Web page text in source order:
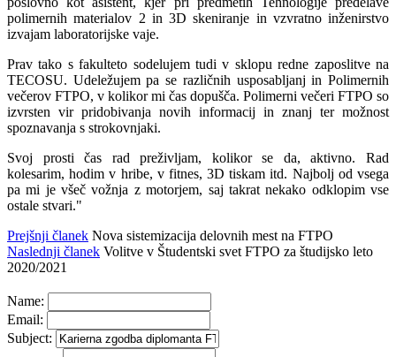
polimernih materialov 2 in 3D skeniranje in vzvratno inženirstvo
izvajam laboratorijske vaje.
Prav tako s fakulteto sodelujem tudi v sklopu redne zaposlitve na
TECOSU. Udeležujem pa se različnih usposabljanj in Polimernih
večerov FTPO, v kolikor mi čas dopušča. Polimerni večeri FTPO so
izvrsten vir pridobivanja novih informacij in znanj ter možnost
spoznavanja s strokovnjaki.
Svoj prosti čas rad preživljam, kolikor se da, aktivno. Rad
kolesarim, hodim v hribe, v fitnes, 3D tiskam itd. Najbolj od vsega
pa mi je všeč vožnja z motorjem, saj takrat nekako odklopim vse
ostale stvari."
Prejšnji članek Nova sistemizacija delovnih mest na FTPO
Naslednji članek Volitve v Študentski svet FTPO za študijsko leto
2020/2021
Name:
Email:
Subject: